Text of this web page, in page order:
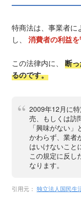
特商法は、事業者に
し、 消費者の利益
この法律内に、 断
るのです。
2009年12月に
売、もしくは訪
「興味がない
かわらず、業者
はいけないこと
この規定に反し
なります。
引用元： 独立法人国民生